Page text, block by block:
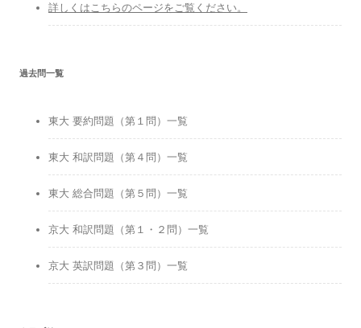
詳しくはこちらのページをご覧ください。
過去問一覧
東大 要約問題（第１問）一覧
東大 和訳問題（第４問）一覧
東大 総合問題（第５問）一覧
京大 和訳問題（第１・２問）一覧
京大 英訳問題（第３問）一覧